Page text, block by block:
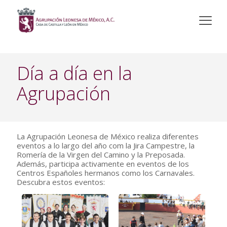
Día a día en la
Agrupación
La Agrupación Leonesa de México realiza diferentes
eventos a lo largo del año com la Jira Campestre, la
Romería de la Virgen del Camino y la Preposada.
Además, participa activamente en eventos de los
Centros Españoles hermanos como los Carnavales.
Descubra estos eventos: